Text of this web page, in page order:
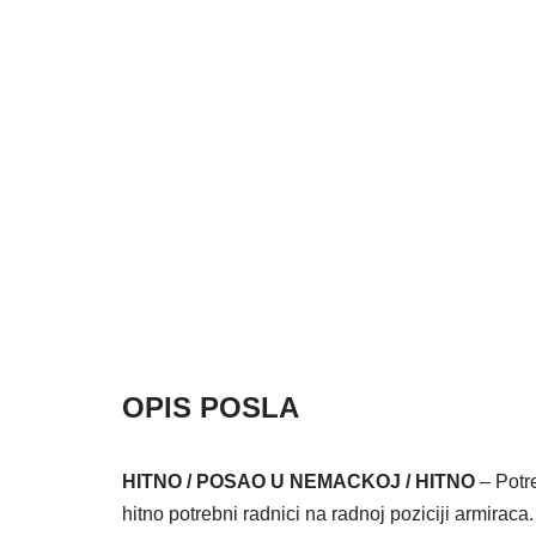
OPIS POSLA
HITNO / POSAO U NEMACKOJ / HITNO –
hitno potrebni radnici na radnoj poziciji